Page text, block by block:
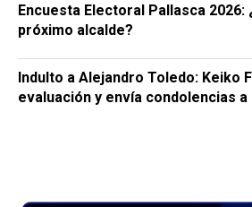
Encuesta Electoral Pallasca 2026:
próximo alcalde?
Indulto a Alejandro Toledo: Keiko
evaluación y envía condolencias a